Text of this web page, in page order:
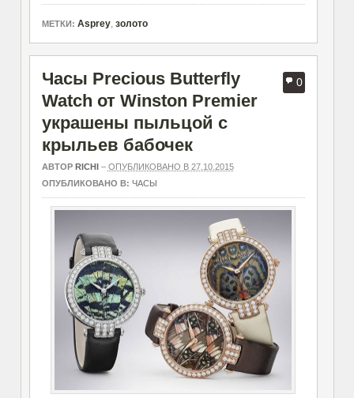
МЕТКИ: Asprey, золото
0
Часы Precious Butterfly
Watch от Winston Premier
украшены пыльцой с
крыльев бабочек
АВТОР RICHI– ОПУБЛИКОВАНО В 27.10.2015
ОПУБЛИКОВАНО В: ЧАСЫ